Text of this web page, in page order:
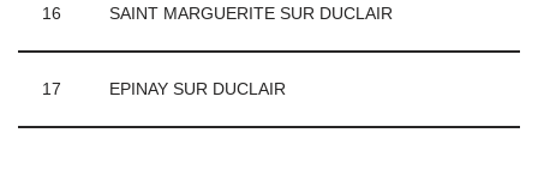
16 SAINT MARGUERITE SUR DUCLAIR
17 EPINAY SUR DUCLAIR